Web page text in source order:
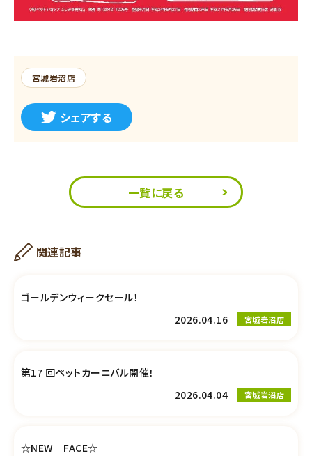
宮城岩沼店
シェアする
一覧に戻る
関連記事
ゴールデンウィークセール！
2026.04.16
宮城岩沼店
第17 回ペットカーニバル開催！
2026.04.04
宮城岩沼店
☆NEW FACE☆